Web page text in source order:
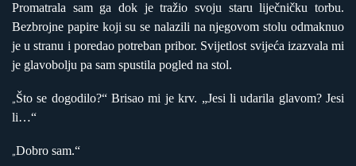
Promatrala sam ga dok je tražio svoju staru liječničku torbu.
Bezbrojne papire koji su se nalazili na njegovom stolu odmaknuo
je u stranu i poredao potreban pribor. Svijetlost svijeća izazvala mi
je glavobolju pa sam spustila pogled na stol.
„Što se dogodilo?“ Brisao mi je krv. „Jesi li udarila glavom? Jesi
li…“
„Dobro sam.“